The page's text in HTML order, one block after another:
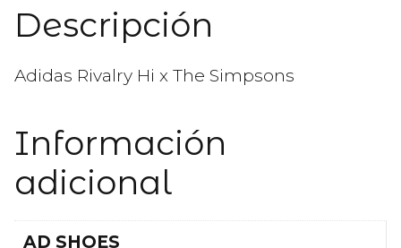
Descripción
Adidas Rivalry Hi x The Simpsons
Información
adicional
AD SHOES